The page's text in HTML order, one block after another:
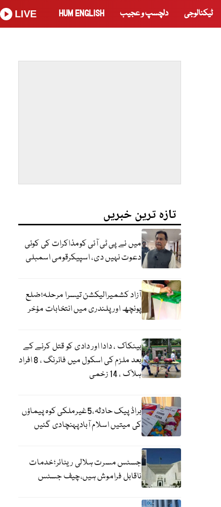
ٹیکنالوجی دلچسپ و عجیب HUM ENGLISH
LIVE
تازہ ترین خبریں
میں نے پی ٹی آئی کومذاکرات کی کوئی
دعوت نہیں دی، اسپیکرقومی اسمبلی
آزاد کشمیرالیکشن تیسرا مرحلہ؛ضلع
پونچھ اور پلندری میں انتخابات مؤخر
بینکاک ، دادا اور دادی کو قتل کرنے کے
بعد ملزم کی اسکول میں فائرنگ ، 8 افراد
ہلاک ، 14 زخمی
براڈ پیک حادثہ،5غیرملکی کوہ پیماؤں
کی میتیں اسلام آبادپہنچادی گئیں
جسٹس مسرت ہلالی ریٹائر؛خدمات
ناقابل فراموش ہیں،چیف جسٹس